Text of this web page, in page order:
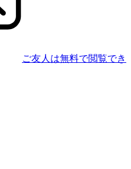
ご友人は無料で閲覧でき